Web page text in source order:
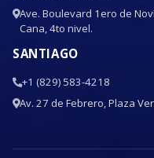
Ave. Boulevard 1ero de
Cana, 4to nivel.
SANTIAGO
+1 (829) 583-4218
Av. 27 de Febrero, Plaza